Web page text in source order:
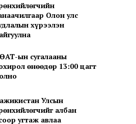
Олон улс
хүрээлэн
ын сугалааны
өнөөдөр 13:00 цагт
Улсын
албан
угтаж авлаа